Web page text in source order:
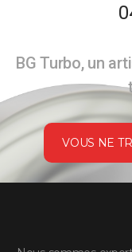
BG Turbo, un
VOUS NE